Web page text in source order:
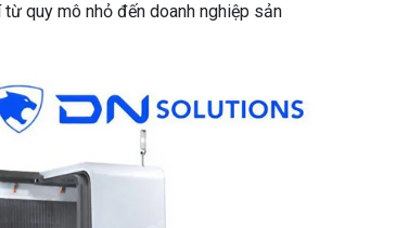
quy mô nhỏ đến doanh nghiệp sản